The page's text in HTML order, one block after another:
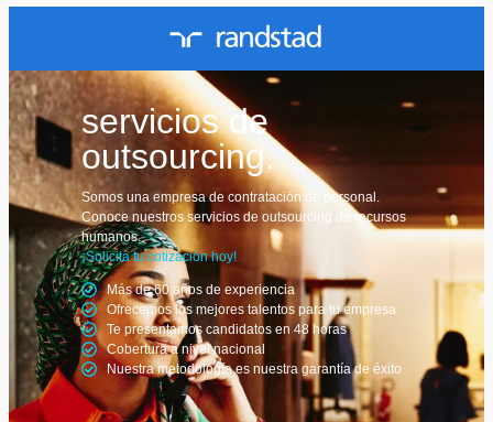
servicios de
outsourcing.
Somos una empresa de contratación de personal.
Conoce nuestros servicios de outsourcing de recursos
humanos.
¡Solicita tu cotización hoy!
Más de 60 años de experiencia
Ofrecemos los mejores talentos para tu empresa
Te presentamos candidatos en 48 horas
Cobertura a nivel nacional
Nuestra metodología es nuestra garantía de éxito